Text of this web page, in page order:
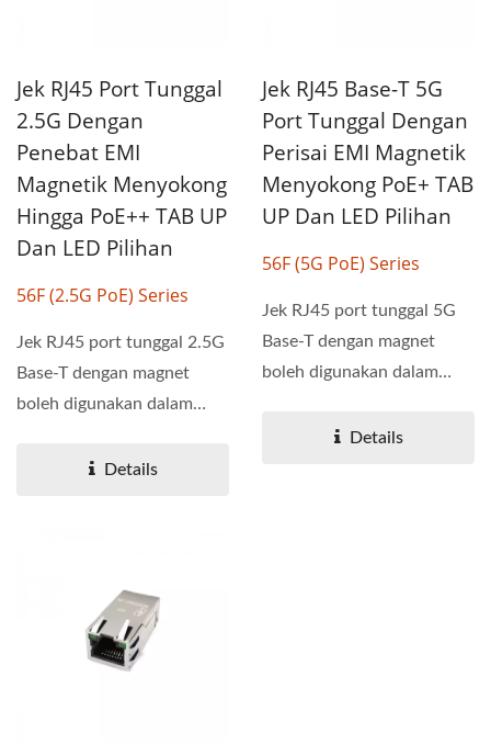
Jek RJ45 Port Tunggal
2.5G Dengan
Penebat EMI
Magnetik Menyokong
Hingga PoE++ TAB UP
Dan LED Pilihan
56F (2.5G PoE) Series
Jek RJ45 port tunggal 2.5G
Base-T dengan magnet
boleh digunakan dalam
Details
Jek RJ45 Base-T 5G
Port Tunggal Dengan
Perisai EMI Magnetik
Menyokong PoE+ TAB
UP Dan LED Pilihan
56F (5G PoE) Series
Jek RJ45 port tunggal 5G
Base-T dengan magnet
boleh digunakan dalam
Details